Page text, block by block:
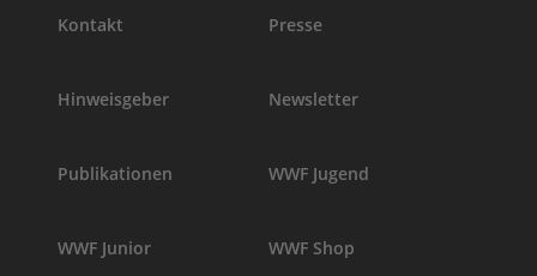
Kontakt Presse
Hinweisgeber Newsletter
Publikationen WWF Jugend
WWF Junior WWF Shop